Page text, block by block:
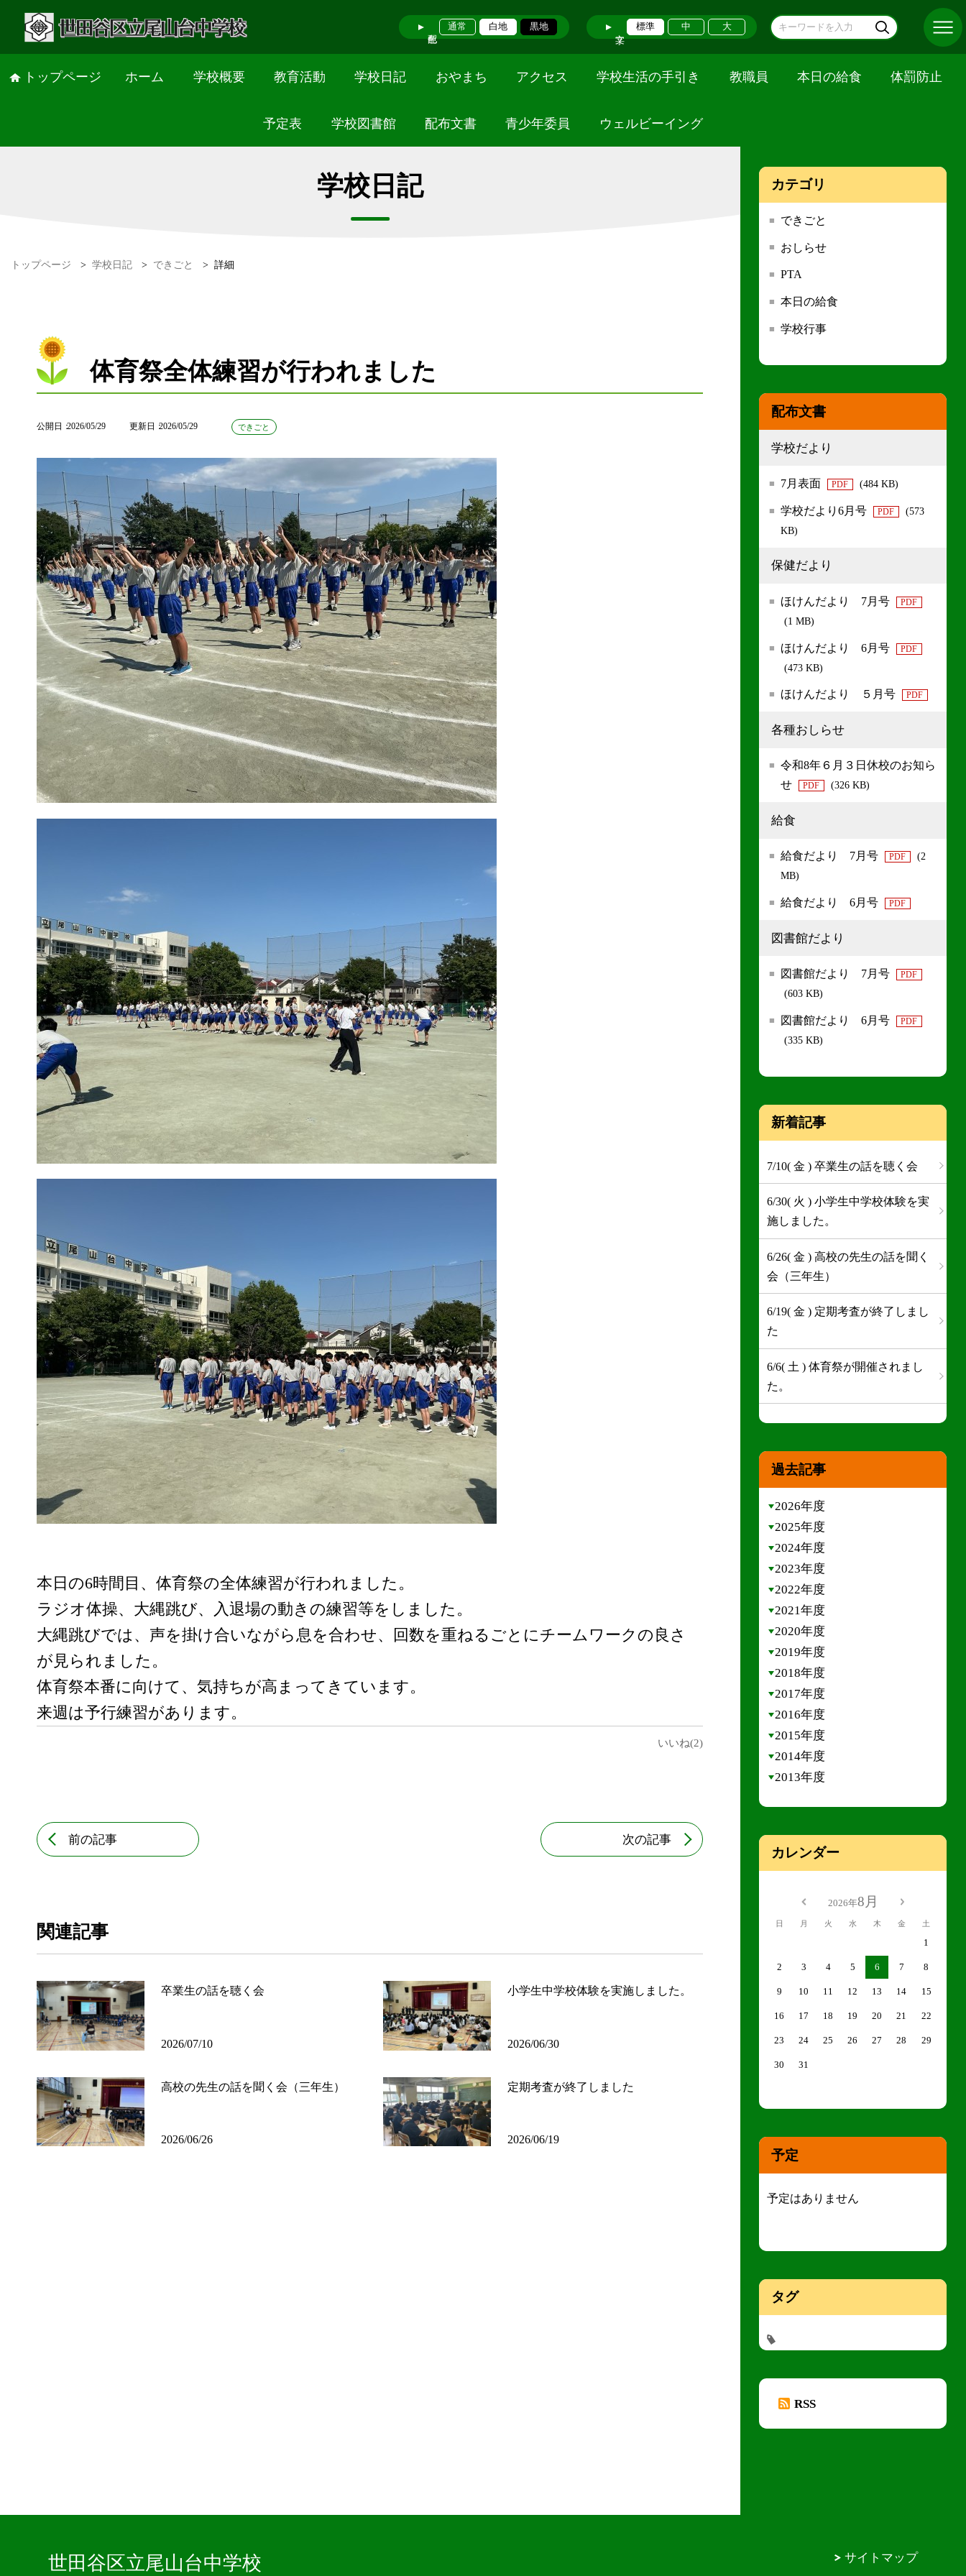
通常 白地 黒地 標準 中 大
トップページ ホーム 学校概要 教育活動 学校日記 おやまち アクセス 学校生活の手引き 教職員 本日の給食 体罰防止
予定表 学校図書館 配布文書 青少年委員 ウェルビーイング
学校日記
トップページ > 学校日記 > できごと > 詳細
体育祭全体練習が行われました
公開日 2026/05/29 更新日 2026/05/29 できごと
本日の6時間目、体育祭の全体練習が行われました。
ラジオ体操、大縄跳び、入退場の動きの練習等をしました。
大縄跳びでは、声を掛け合いながら息を合わせ、回数を重ねるごとにチームワークの良さ
が見られました。
体育祭本番に向けて、気持ちが高まってきています。
来週は予行練習があります。
いいね(2)
前の記事 次の記事
関連記事
卒業生の話を聴く会
2026/07/10
小学生中学校体験を実施しました。
2026/06/30
高校の先生の話を聞く会（三年生）
2026/06/26
定期考査が終了しました
2026/06/19
カテゴリ
できごと
おしらせ
PTA
本日の給食
学校行事
配布文書
学校だより
7月表面 PDF (484 KB)
学校だより6月号 PDF
(573
KB)
保健だより
ほけんだより 7月号 PDF
(1 MB)
ほけんだより 6月号 PDF
(473 KB)
ほけんだより ５月号 PDF
各種おしらせ
令和8年６月３日休校のお知ら
せ
PDF (326 KB)
給食
給食だより 7月号 PDF
(2
MB)
給食だより 6月号 PDF
図書館だより
図書館だより 7月号 PDF
(603 KB)
図書館だより 6月号 PDF
(335 KB)
新着記事
7/10( 金 ) 卒業生の話を聴く会
6/30( 火 ) 小学生中学校体験を実
施しました。
6/26( 金 ) 高校の先生の話を聞く
会（三年生）
6/19( 金 ) 定期考査が終了しまし
た
6/6( 土 ) 体育祭が開催されまし
た。
過去記事
2026年度
2025年度
2024年度
2023年度
2022年度
2021年度
2020年度
2019年度
2018年度
2017年度
2016年度
2015年度
2014年度
2013年度
カレンダー
2026年8月
日 月 火 水 木 金 土
1
2 3 4 5 6 7 8
9 10 11 12 13 14 15
16 17 18 19 20 21 22
23 24 25 26 27 28 29
30 31
予定
予定はありません
タグ
RSS
世田谷区立尾山台中学校 サイトマップ